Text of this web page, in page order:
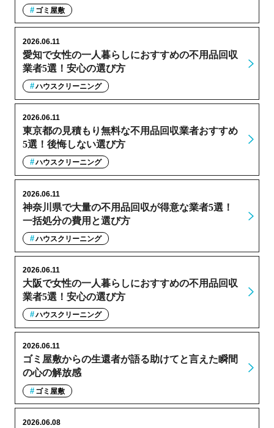
ゴミ屋敷
愛知で女性の一人暮らしにおすすめの不用品回収
業者5選！安心の選び方
2026.06.11
ハウスクリーニング
東京都の見積もり無料な不用品回収業者おすすめ
5選！後悔しない選び方
2026.06.11
ハウスクリーニング
神奈川県で大量の不用品回収が得意な業者5選！
一括処分の費用と選び方
2026.06.11
ハウスクリーニング
大阪で女性の一人暮らしにおすすめの不用品回収
業者5選！安心の選び方
2026.06.11
ハウスクリーニング
ゴミ屋敷からの生還者が語る助けてと言えた瞬間
の心の解放感
2026.06.11
ゴミ屋敷
2026.06.08